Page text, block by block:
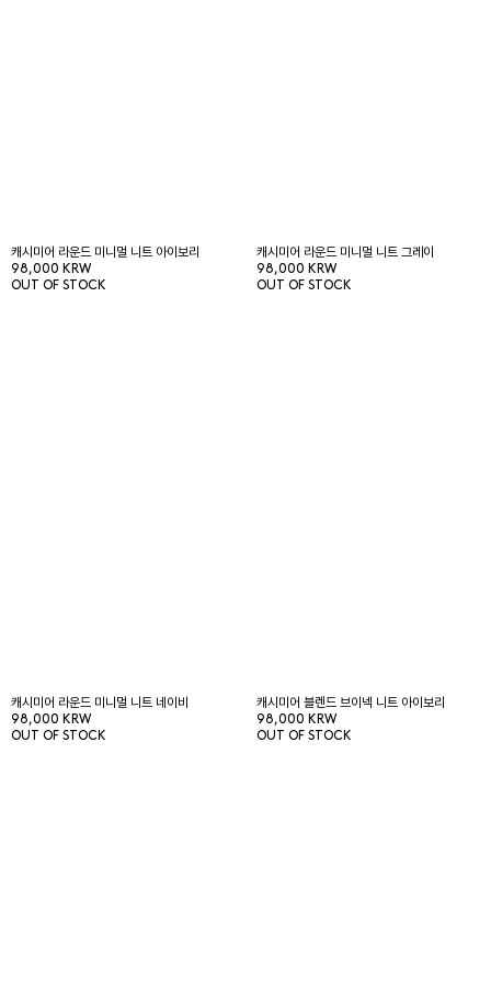
캐시미어 라운드 미니멀 니트 아이보리
98,000 KRW
OUT OF STOCK
캐시미어 라운드 미니멀 니트 그레이
98,000 KRW
OUT OF STOCK
캐시미어 라운드 미니멀 니트 네이비
98,000 KRW
OUT OF STOCK
캐시미어 블렌드 브이넥 니트 아이보리
98,000 KRW
OUT OF STOCK